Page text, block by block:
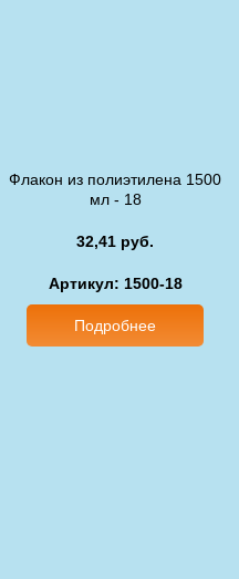
Флакон из полиэтилена 1500
мл - 18
32,41 руб.
Артикул: 1500-18
Подробнее